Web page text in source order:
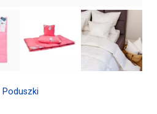
Poduszki